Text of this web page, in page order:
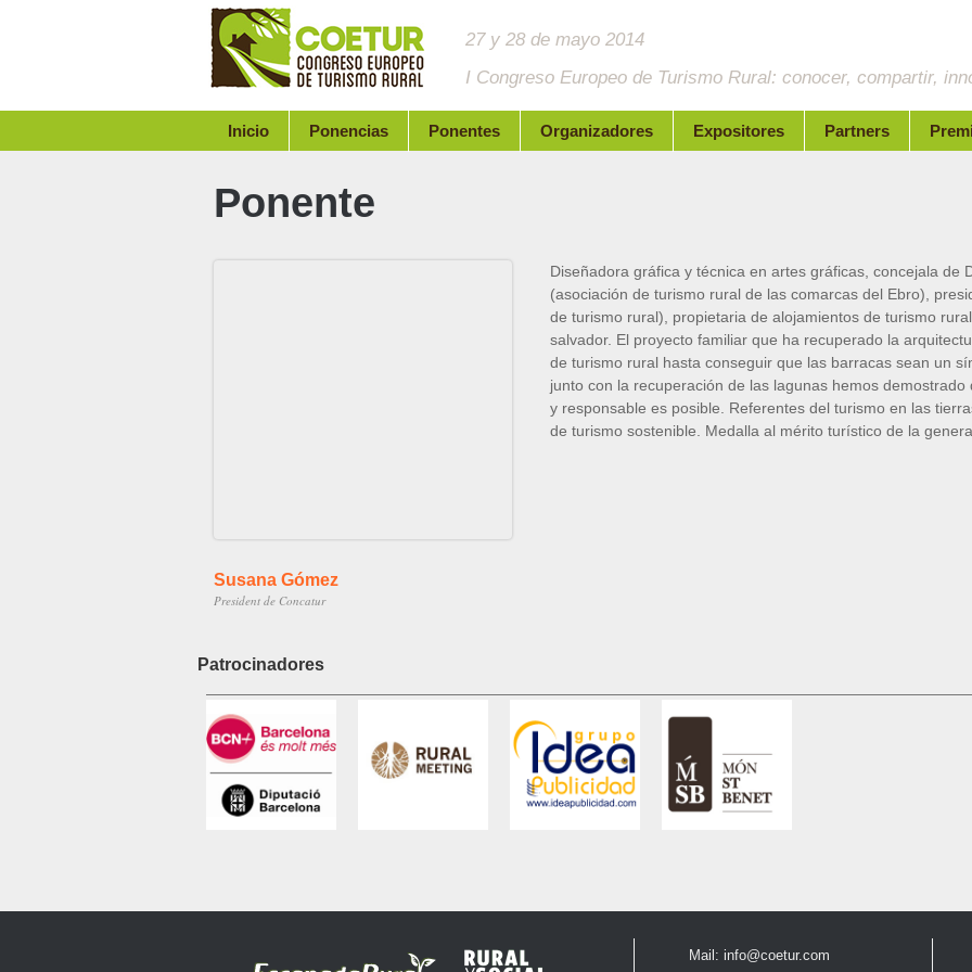
27 y 28 de mayo 2014
I Congreso Europeo de Turismo Rural: conocer, compartir,
Inicio Ponencias Ponentes Organizadores Expositores Partners
Ponente
Susana Gómez
President de Concatur
Diseñadora gráfica y técnica en artes gráficas, concejala de
(asociación de turismo rural de las comarcas del Ebro),
de turismo rural), propietaria de alojamientos de turismo
salvador. El proyecto familiar que ha recuperado la
de turismo rural hasta conseguir que las barracas sean un
junto con la recuperación de las lagunas hemos
y responsable es posible. Referentes del turismo en las
de turismo sostenible. Medalla al mérito turístico de la
Patrocinadores
Mail: info@coetur.com